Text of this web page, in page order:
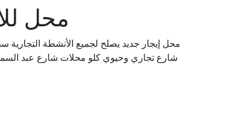
محل
محل إيجار جديد يصلح لجميع الأنشطة